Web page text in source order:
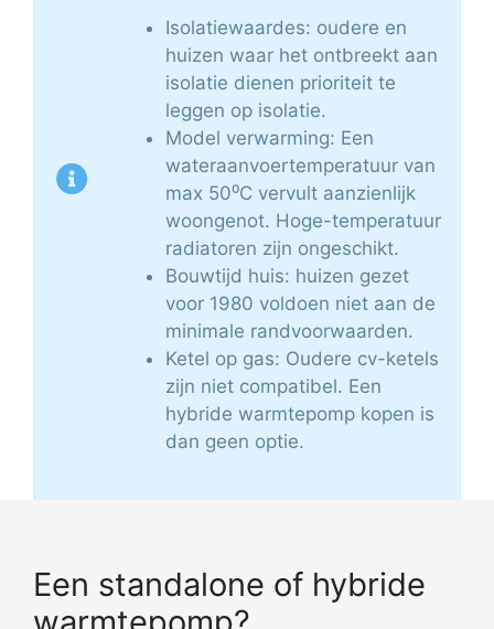
Isolatiewaardes: oudere en
huizen waar het ontbreekt aan
isolatie dienen prioriteit te
leggen op isolatie.
Model verwarming: Een
wateraanvoertemperatuur van
max 50⁰C vervult aanzienlijk
woongenot. Hoge-temperatuur
radiatoren zijn ongeschikt.
Bouwtijd huis: huizen gezet
voor 1980 voldoen niet aan de
minimale randvoorwaarden.
Ketel op gas: Oudere cv-ketels
zijn niet compatibel. Een
hybride warmtepomp kopen is
dan geen optie.
Een standalone of hybride